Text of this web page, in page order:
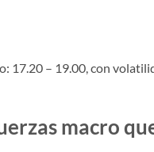
17.20 – 19.00, con
macro